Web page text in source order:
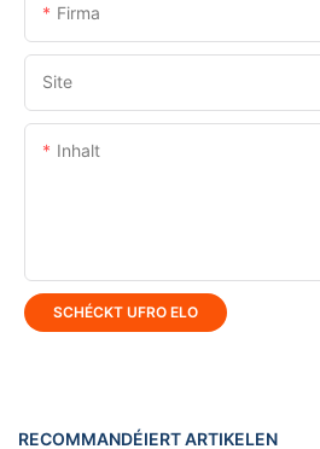
Firma
Site
Inhalt
SCHÉCKT UFRO ELO
RECOMMANDÉIERT ARTIKELEN